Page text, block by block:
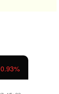
0.93%